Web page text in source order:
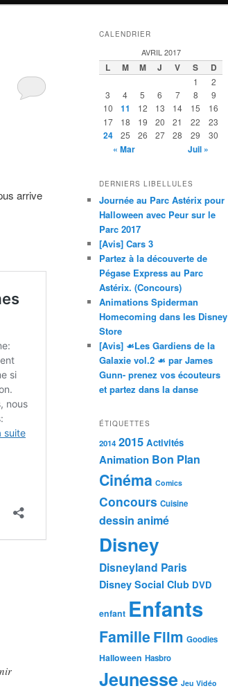
arrive
CALENDRIER
AVRIL 2017
L M M J V S D
1
2
3
4 5 6 7 8
9
10
11 12 13 14 15
16
17
18 19 20 21 22 23
24 25 26 27 28 29 30
« Mar Juil »
DERNIERS LIBELLULES
Journée au Parc Astérix pour
Halloween avec Peur sur le
Parc 2017
[Avis] Cars 3
Partez à la découverte de
Pégase Express au Parc
Astérix. (Concours)
Animations Spiderman
Homecoming dans les Disney
Store
[Avis] ☙Les Gardiens de la
Galaxie vol.2 ☙ par James
Gunn- prenez vos écouteurs
et partez dans la danse
ÉTIQUETTES
2014 2015 Activités
Animation Bon Plan
Cinéma Comics
Concours Cuisine
dessin animé
Disney
Disneyland Paris
Disney Social Club DVD
enfant Enfants
FamilleFilm Goodies
Halloween Hasbro
Jeunesse Jeu Vidéo